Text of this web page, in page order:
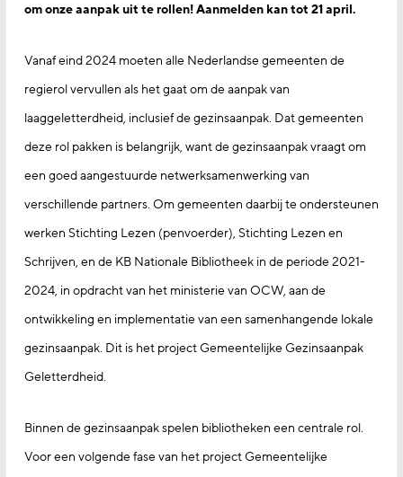
om onze aanpak uit te rollen! Aanmelden kan tot 21 april.
Vanaf eind 2024 moeten alle Nederlandse gemeenten de
regierol vervullen als het gaat om de aanpak van
laaggeletterdheid, inclusief de gezinsaanpak. Dat gemeenten
deze rol pakken is belangrijk, want de gezinsaanpak vraagt om
een goed aangestuurde netwerksamenwerking van
verschillende partners. Om gemeenten daarbij te ondersteunen
werken Stichting Lezen (penvoerder), Stichting Lezen en
Schrijven, en de KB Nationale Bibliotheek in de periode 2021-
2024, in opdracht van het ministerie van OCW, aan de
ontwikkeling en implementatie van een samenhangende lokale
gezinsaanpak. Dit is het project Gemeentelijke Gezinsaanpak
Geletterdheid.
Binnen de gezinsaanpak spelen bibliotheken een centrale rol.
Voor een volgende fase van het project Gemeentelijke